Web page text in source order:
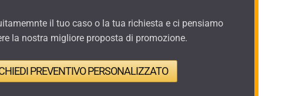
il tuo caso o la tua richiesta e ci pensiamo
la nostra migliore proposta di promozione.
PREVENTIVO PERSONALIZZATO